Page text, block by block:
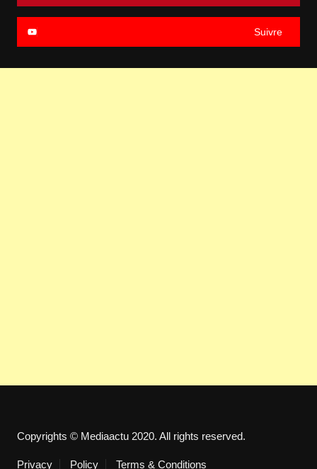
Suivre
Copyrights © Mediaactu 2020. All rights reserved.
Privacy Policy Terms & Conditions